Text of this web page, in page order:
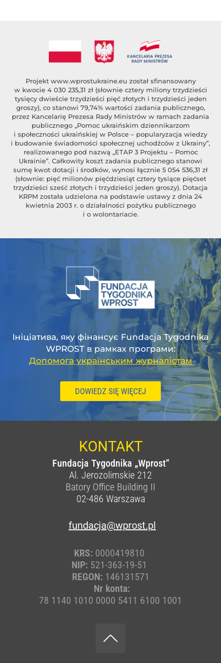
Projekt www.wprostukraine.eu został sfinansowany
w kwocie 4 030 235,31 zł (słownie cztery miliony trzydzieści
tysięcy dwieście trzydzieści pięć złotych i trzydzieści jeden
groszy), co stanowi 79,74% wartości zadania publicznego,
przez Kancelarię Prezesa Rady Ministrów w ramach zadania
publicznego „Pomoc ukraińskim dziennikarzom
i społeczności ukraińskiej w Polsce – popularyzacja wiedzy
i budowanie świadomości społecznej uchodźców z Ukrainy”,
realizowanego pod nazwą „ETAP 3 Projektu – Pomoc
Ukrainie”. Całkowity koszt zadania publicznego stanowi
sumę kwot dotacji i środków, wynosi łącznie 5 054 536,31 zł
(słownie: pięć milionów pięćdziesiąt cztery tysiące pięćset
trzydzieści sześć złotych i trzydzieści jeden groszy). Dotacja
KRPM została udzielona na podstawie ustawy z dnia 24
kwietnia 2003 r. o działalności pożytku publicznego
i o wolontariacie.
Ініціатива, яку фінансує Fundacja Tygodnika
WPROST в рамках програми:
Допомога українським журналістам
DOWIEDZ SIĘ WIĘCEJ
KONTAKT
Fundacja Tygodnika „Wprost”
Al. Jerozolimskie 212
Batory Office Building II
02-486 Warszawa
fundacja@wprost.pl
KRS: 0000419810
NIP: 521-363-19-51
REGON: 146131571
Nr konta:
78 1140 1010 0000 5411 6100 1001